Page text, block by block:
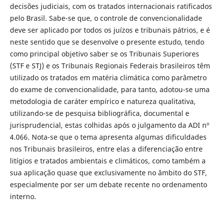
decisões judiciais, com os tratados internacionais ratificados
pelo Brasil. Sabe-se que, o controle de convencionalidade
deve ser aplicado por todos os juízos e tribunais pátrios, e é
neste sentido que se desenvolve o presente estudo, tendo
como principal objetivo saber se os Tribunais Superiores
(STF e STJ) e os Tribunais Regionais Federais brasileiros têm
utilizado os tratados em matéria climática como parâmetro
do exame de convencionalidade, para tanto, adotou-se uma
metodologia de caráter empírico e natureza qualitativa,
utilizando-se de pesquisa bibliográfica, documental e
jurisprudencial, estas colhidas após o julgamento da ADI nº
4.066. Nota-se que o tema apresenta algumas dificuldades
nos Tribunais brasileiros, entre elas a diferenciação entre
litígios e tratados ambientais e climáticos, como também a
sua aplicação quase que exclusivamente no âmbito do STF,
especialmente por ser um debate recente no ordenamento
interno.